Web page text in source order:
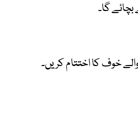
گا۔
خوف کا اختتام کریں۔